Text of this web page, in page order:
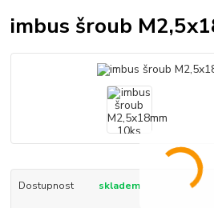
imbus šroub
Dostupnost skladem